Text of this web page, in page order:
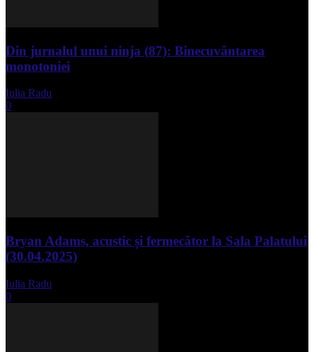
Din jurnalul unui ninja (87): Binecuvântarea
monotoniei
Iulia Radu
0
Bryan Adams, acustic și fermecător la Sala Palatului
(30.04.2025)
Iulia Radu
0